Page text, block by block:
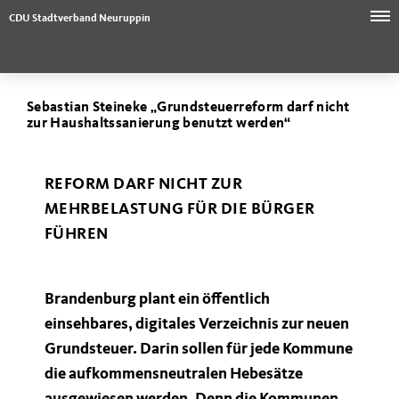
CDU Stadtverband Neuruppin
Sebastian Steineke „Grundsteuerreform darf nicht
zur Haushaltssanierung benutzt werden“
REFORM DARF NICHT ZUR
MEHRBELASTUNG FÜR DIE BÜRGER
FÜHREN
Brandenburg plant ein öffentlich
einsehbares, digitales Verzeichnis zur neuen
Grundsteuer. Darin sollen für jede Kommune
die aufkommensneutralen Hebesätze